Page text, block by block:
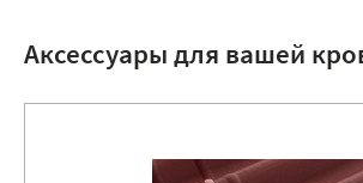
Аксессуары для вашей